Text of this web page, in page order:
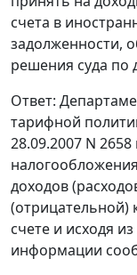
счета в
задолженности,
решения суда по
Ответ:
тарифной
28.09.2007 N
доходов
(отрицательной)
счете и исходя
информации